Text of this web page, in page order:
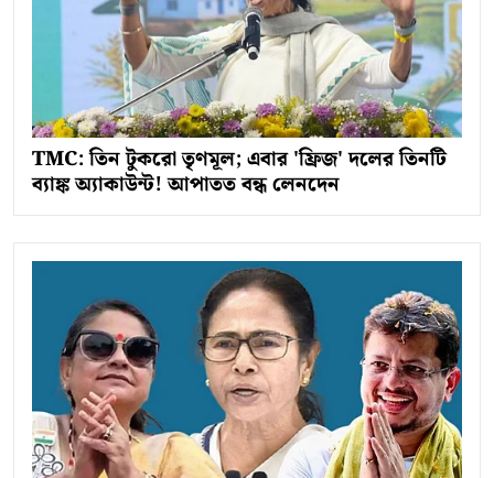
TMC: তিন টুকরো তৃণমূল; এবার 'ফ্রিজ' দলের তিনটি
ব্যাঙ্ক অ্যাকাউন্ট! আপাতত বন্ধ লেনদেন